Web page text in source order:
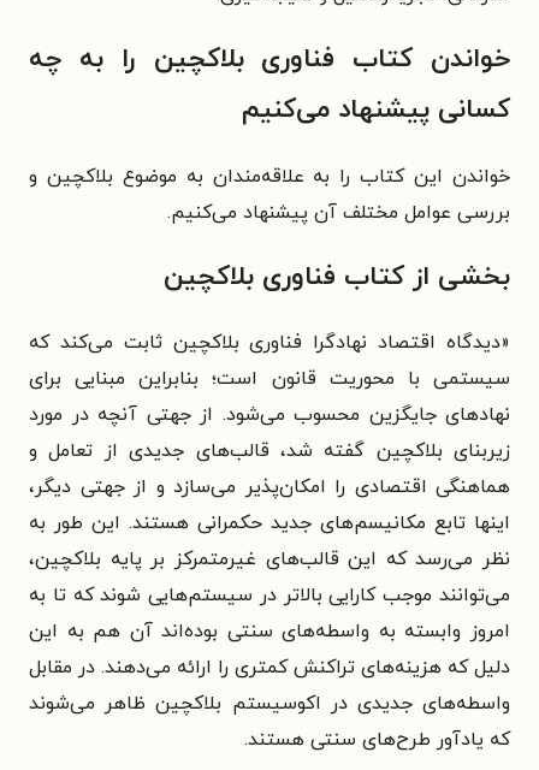
خواندن کتاب فناوری بلاکچین را به چه
کسانی پیشنهاد می‌کنیم
خواندن این کتاب را به علاقه‌مندان به موضوع بلاکچین و
بررسی عوامل مختلف آن پیشنهاد می‌کنیم.
بخشی از کتاب فناوری بلاکچین
«دیدگاه اقتصاد نهادگرا فناوری بلاکچین ثابت می‌کند که
سیستمی با محوریت قانون است؛ بنابراین مبنایی برای
نهادهای جایگزین محسوب می‌شود. از جهتی آنچه در مورد
زیربنای بلاکچین گفته شد، قالب‌های جدیدی از تعامل و
هماهنگی اقتصادی را امکان‌پذیر می‌سازد و از جهتی دیگر،
اینها تابع مکانیسم‌های جدید حکمرانی هستند. این طور به
نظر می‌رسد که این قالب‌های غیرمتمرکز بر پایه بلاکچین،
می‌توانند موجب کارایی بالاتر در سیستم‌هایی شوند که تا به
امروز وابسته به واسطه‌های سنتی بوده‌اند آن هم به این
دلیل که هزینه‌های تراکنش کمتری را ارائه می‌دهند. در مقابل
واسطه‌های جدیدی در اکوسیستم بلاکچین ظاهر می‌شوند
که یادآور طرح‌های سنتی هستند.